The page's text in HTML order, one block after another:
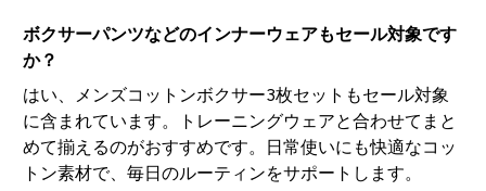
ボクサーパンツなどのインナーウェアもセール対象です
か？
はい、メンズコットンボクサー3枚セットもセール対象
に含まれています。トレーニングウェアと合わせてまと
めて揃えるのがおすすめです。日常使いにも快適なコッ
トン素材で、毎日のルーティンをサポートします。